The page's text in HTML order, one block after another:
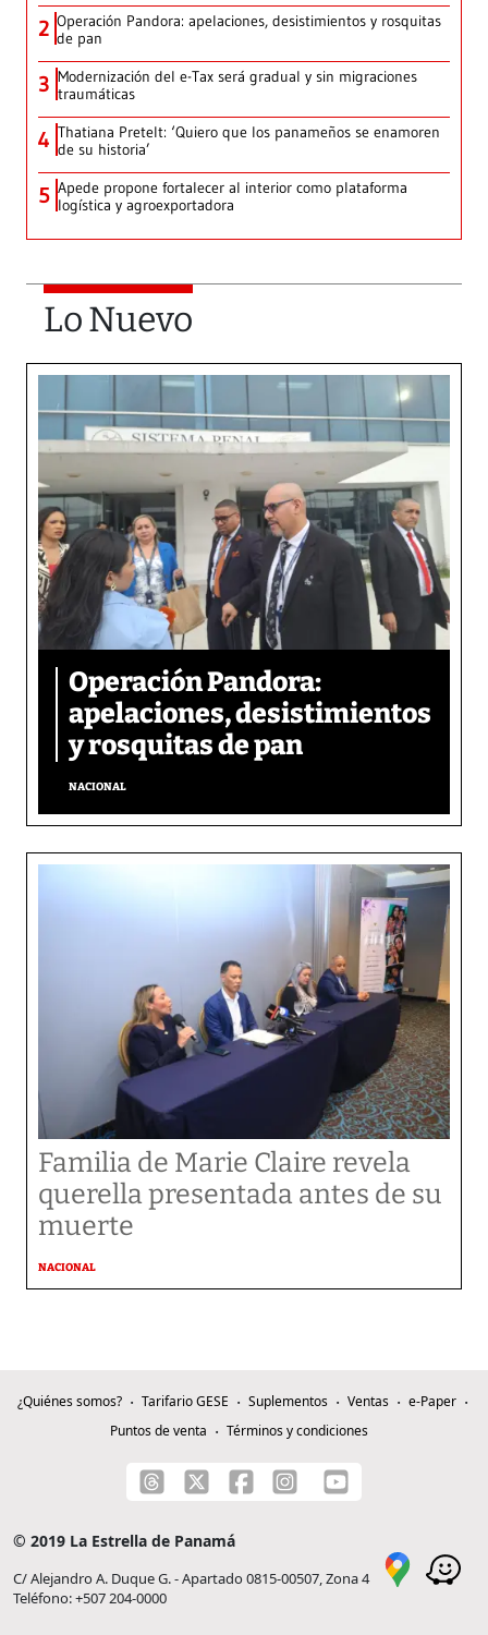
2 Operación Pandora: apelaciones, desistimientos y rosquitas
de pan
3 Modernización del e-Tax será gradual y sin migraciones
traumáticas
4 Thatiana Pretelt: ‘Quiero que los panameños se enamoren
de su historia’
5 Apede propone fortalecer al interior como plataforma
logística y agroexportadora
Lo Nuevo
Operación Pandora:
apelaciones, desistimientos
y rosquitas de pan
NACIONAL
Familia de Marie Claire revela
querella presentada antes de su
muerte
NACIONAL
¿Quiénes somos? Tarifario GESE Suplementos Ventas
e-Paper
Puntos de venta
Términos y condiciones
© 2019 La Estrella de Panamá
C/ Alejandro A. Duque G. - Apartado 0815-00507, Zona 4
Teléfono: +507 204-0000